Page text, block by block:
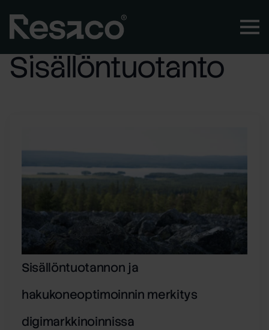
Kategoria:
Sisällöntuotanto
Sisällöntuotannon ja
hakukoneoptimoinnin merkitys
digimarkkinoinnissa